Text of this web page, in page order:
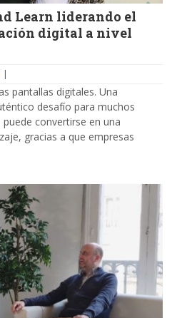
Learn liderando el
digital a nivel
|
pantallas digitales. Una
desafío para muchos
convertirse en una
gracias a que empresas